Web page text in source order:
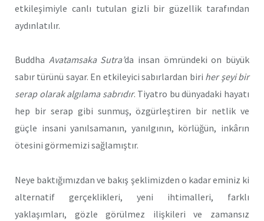
etkileşimiyle canlı tutulan gizli bir güzellik tarafından
aydınlatılır.
Buddha Avatamsaka Sutra’da insan ömründeki on büyük
sabır türünü sayar. En etkileyici sabırlardan biri her şeyi bir
serap olarak algılama sabrıdır. Tiyatro bu dünyadaki hayatı
hep bir serap gibi sunmuş, özgürleştiren bir netlik ve
güçle insani yanılsamanın, yanılgının, körlüğün, inkârın
ötesini görmemizi sağlamıştır.
Neye baktığımızdan ve bakış şeklimizden o kadar eminiz ki
alternatif gerçeklikleri, yeni ihtimalleri, farklı
yaklaşımları, gözle görülmez ilişkileri ve zamansız